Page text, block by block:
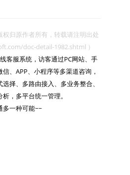
权归原作者所有，转载请注明出处
doc-detail-1982.shtml ）
客服系统，访客通过PC网站、手
、APP、小程序等多渠道咨询，
择、多路由接入、多业务整合、
，多平台统一管理。
多一种可能~~